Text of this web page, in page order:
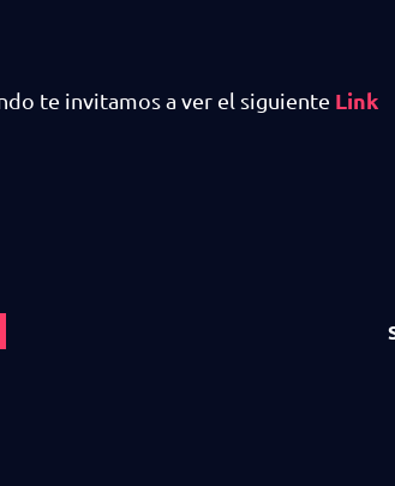
te invitamos a ver el siguiente Link